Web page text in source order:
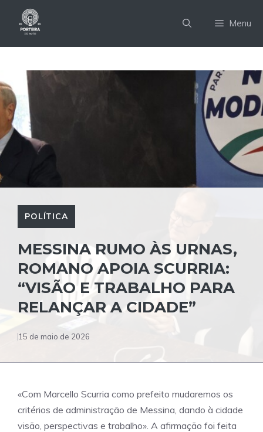
Menu
POLÍTICA
MESSINA RUMO ÀS URNAS,
ROMANO APOIA SCURRIA:
“VISÃO E TRABALHO PARA
RELANÇAR A CIDADE”
15 de maio de 2026
«Com Marcello Scurria como prefeito mudaremos os
critérios de administração de Messina, dando à cidade
visão, perspectivas e trabalho». A afirmação foi feita